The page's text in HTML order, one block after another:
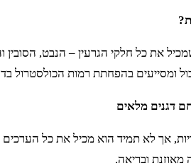
את כל חלקי הגרעין – הנבט, הסובין
ומסייעים בהפחתת רמות הכולסטרול
דגנים מלאים
אך לא תמיד הוא מכיל את כל
ובריאה.